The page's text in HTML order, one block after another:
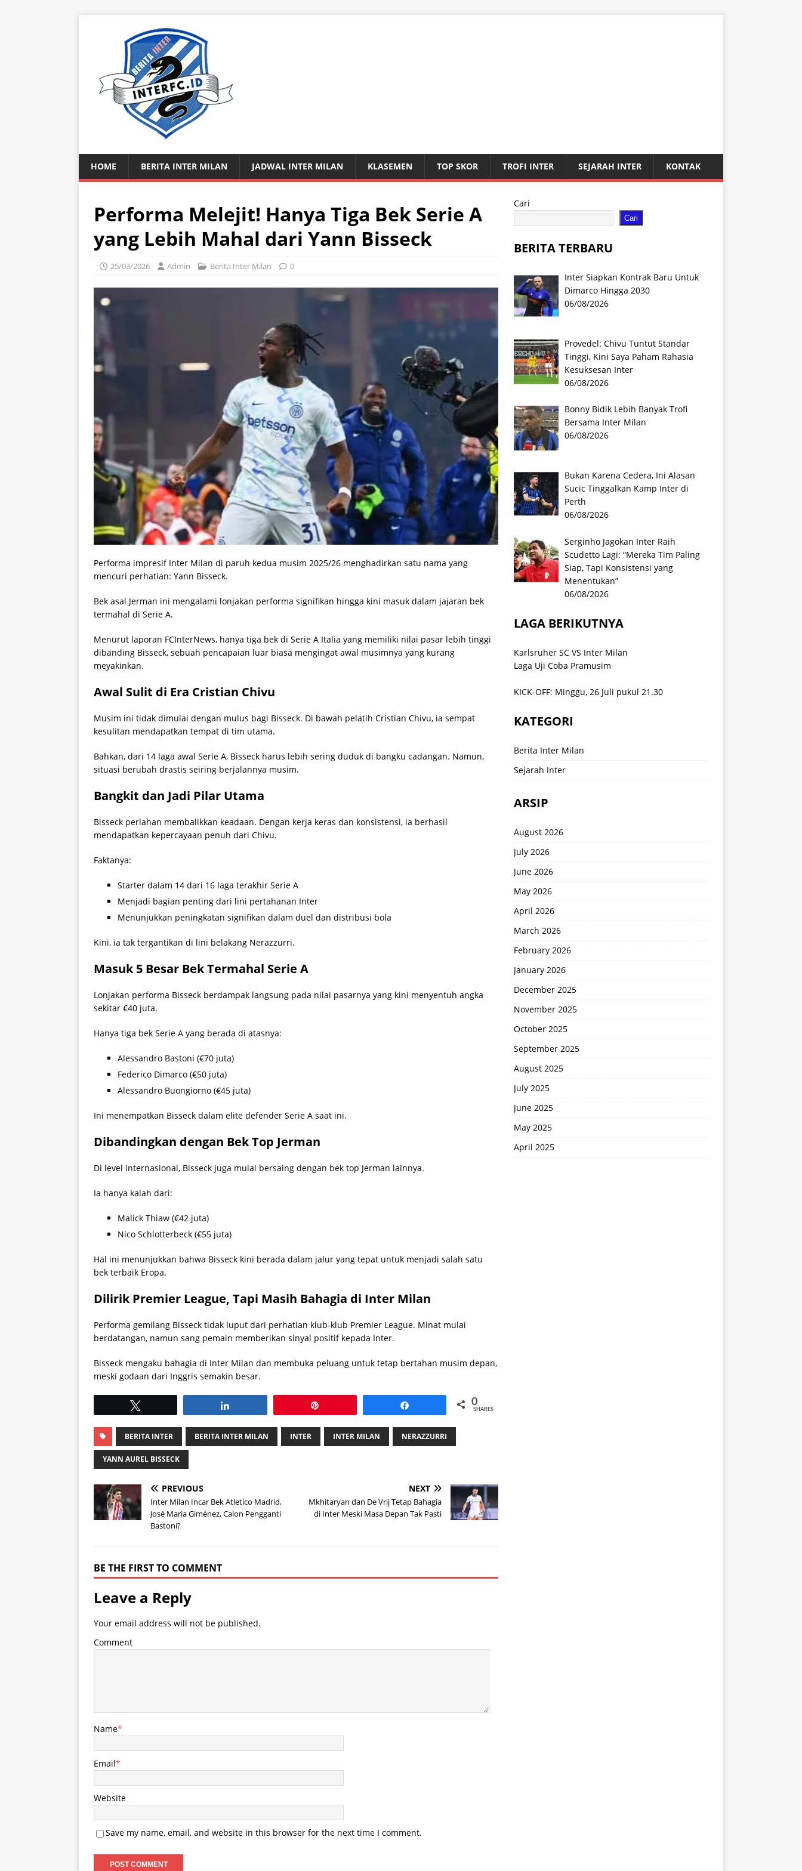
HOME BERITA INTER MILAN JADWAL INTER MILAN KLASEMEN TOP SKOR TROFI INTER SEJARAH INTER KONTAK
Performa Melejit! Hanya Tiga Bek Serie A
yang Lebih Mahal dari Yann Bisseck
25/03/2026 Admin Berita Inter Milan 0
Performa impresif Inter Milan di paruh kedua musim 2025/26 menghadirkan satu nama yang
mencuri perhatian: Yann Bisseck.
Bek asal Jerman ini mengalami lonjakan performa signifikan hingga kini masuk dalam jajaran bek
termahal di Serie A.
Menurut laporan FCInterNews, hanya tiga bek di Serie A Italia yang memiliki nilai pasar lebih tinggi
dibanding Bisseck, sebuah pencapaian luar biasa mengingat awal musimnya yang kurang
meyakinkan.
Awal Sulit di Era Cristian Chivu
Musim ini tidak dimulai dengan mulus bagi Bisseck. Di bawah pelatih Cristian Chivu, ia sempat
kesulitan mendapatkan tempat di tim utama.
Bahkan, dari 14 laga awal Serie A, Bisseck harus lebih sering duduk di bangku cadangan. Namun,
situasi berubah drastis seiring berjalannya musim.
Bangkit dan Jadi Pilar Utama
Bisseck perlahan membalikkan keadaan. Dengan kerja keras dan konsistensi, ia berhasil
mendapatkan kepercayaan penuh dari Chivu.
Faktanya:
Starter dalam 14 dari 16 laga terakhir Serie A
Menjadi bagian penting dari lini pertahanan Inter
Menunjukkan peningkatan signifikan dalam duel dan distribusi bola
Kini, ia tak tergantikan di lini belakang Nerazzurri.
Masuk 5 Besar Bek Termahal Serie A
Lonjakan performa Bisseck berdampak langsung pada nilai pasarnya yang kini menyentuh angka
sekitar €40 juta.
Hanya tiga bek Serie A yang berada di atasnya:
Alessandro Bastoni (€70 juta)
Federico Dimarco (€50 juta)
Alessandro Buongiorno (€45 juta)
Ini menempatkan Bisseck dalam elite defender Serie A saat ini.
Dibandingkan dengan Bek Top Jerman
Di level internasional, Bisseck juga mulai bersaing dengan bek top Jerman lainnya.
Ia hanya kalah dari:
Malick Thiaw (€42 juta)
Nico Schlotterbeck (€55 juta)
Hal ini menunjukkan bahwa Bisseck kini berada dalam jalur yang tepat untuk menjadi salah satu
bek terbaik Eropa.
Dilirik Premier League, Tapi Masih Bahagia di Inter Milan
Performa gemilang Bisseck tidak luput dari perhatian klub-klub Premier League. Minat mulai
berdatangan, namun sang pemain memberikan sinyal positif kepada Inter.
Bisseck mengaku bahagia di Inter Milan dan membuka peluang untuk tetap bertahan musim depan,
meski godaan dari Inggris semakin besar.
0
SHARES
BERITA INTER BERITA INTER MILAN INTER INTER MILAN NERAZZURRI
YANN AUREL BISSECK
PREVIOUS
Inter Milan Incar Bek Atletico Madrid,
José Maria Giménez, Calon Pengganti
Bastoni?
NEXT
Mkhitaryan dan De Vrij Tetap Bahagia
di Inter Meski Masa Depan Tak Pasti
BE THE FIRST TO COMMENT
Leave a Reply
Your email address will not be published.
Comment
Name*
Email*
Website
Save my name, email, and website in this browser for the next time I comment.
Cari
Cari
BERITA TERBARU
Inter Siapkan Kontrak Baru Untuk
Dimarco Hingga 2030
06/08/2026
Provedel: Chivu Tuntut Standar
Tinggi, Kini Saya Paham Rahasia
Kesuksesan Inter
06/08/2026
Bonny Bidik Lebih Banyak Trofi
Bersama Inter Milan
06/08/2026
Bukan Karena Cedera, Ini Alasan
Sucic Tinggalkan Kamp Inter di
Perth
06/08/2026
Serginho Jagokan Inter Raih
Scudetto Lagi: “Mereka Tim Paling
Siap, Tapi Konsistensi yang
Menentukan”
06/08/2026
LAGA BERIKUTNYA
Karlsruher SC VS Inter Milan
Laga Uji Coba Pramusim
KICK-OFF: Minggu, 26 Juli pukul 21.30
KATEGORI
Berita Inter Milan
Sejarah Inter
ARSIP
August 2026
July 2026
June 2026
May 2026
April 2026
March 2026
February 2026
January 2026
December 2025
November 2025
October 2025
September 2025
August 2025
July 2025
June 2025
May 2025
April 2025